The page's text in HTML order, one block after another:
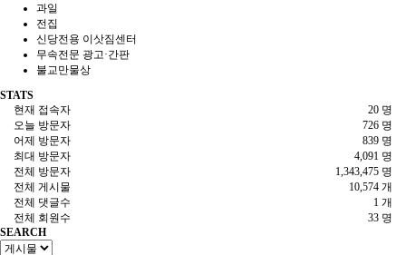
과일
전집
신당전용 이삿짐센터
무속전문 광고·간판
불교만물상
STATS
20 명
현재 접속자
726 명
오늘 방문자
839 명
어제 방문자
4,091 명
최대 방문자
1,343,475 명
전체 방문자
10,574 개
전체 게시물
1 개
전체 댓글수
33 명
전체 회원수
SEARCH